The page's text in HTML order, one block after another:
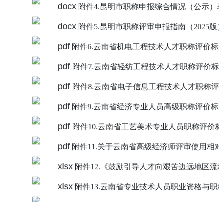
附件4.昆明市职称申报综合情况（公示）
附件5.昆明市职称评审申报指南（2025版
附件6.云南省机电工程技术人才职称评价
附件7.云南省轻纺工程技术人才职称评价
附件8.云南省电子信息工程技术人才职称
附件9.云南省经济专业人员高级职称评价
附件10.云南省工艺美术专业人员职称评价
附件11.关于云南省高级经济师评审使用
附件12.《鼓励引导人才向艰苦边远地区
附件13.云南省专业技术人员职业资格与